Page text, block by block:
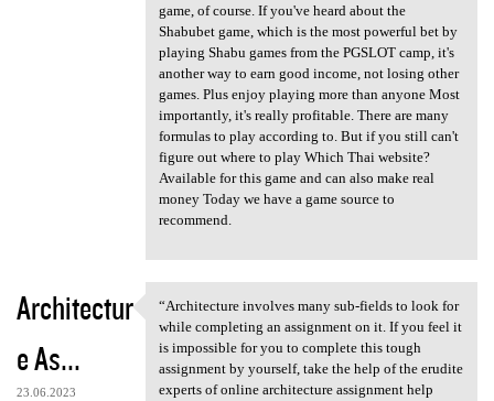
game, of course. If you've heard about the
Shabubet game, which is the most powerful bet by
playing Shabu games from the PGSLOT camp, it's
another way to earn good income, not losing other
games. Plus enjoy playing more than anyone Most
importantly, it's really profitable. There are many
formulas to play according to. But if you still can't
figure out where to play Which Thai website?
Available for this game and can also make real
money Today we have a game source to
recommend.
Architectur
e As...
23.06.2023
“Architecture involves many
“Architecture involves many sub-fields to look for
while completing an assignment on it. If you feel it
is impossible for you to complete this tough
assignment by yourself, take the help of the erudite
experts of online architecture assignment help